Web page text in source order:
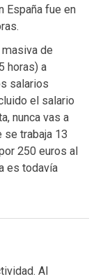
España fue en
masiva de
horas) a
salarios
el salario
nunca vas a
se trabaja 13
250 euros al
es todavía
Al